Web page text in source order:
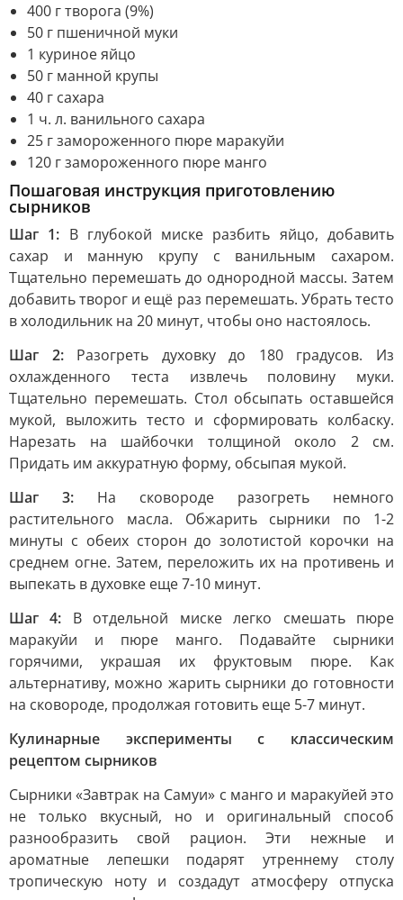
400 г творога (9%)
50 г пшеничной муки
1 куриное яйцо
50 г манной крупы
40 г сахара
1 ч. л. ванильного сахара
25 г замороженного пюре маракуйи
120 г замороженного пюре манго
Пошаговая инструкция приготовлению
сырников
Шаг 1: В глубокой миске разбить яйцо, добавить
сахар и манную крупу с ванильным сахаром.
Тщательно перемешать до однородной массы. Затем
добавить творог и ещё раз перемешать. Убрать тесто
в холодильник на 20 минут, чтобы оно настоялось.
Шаг 2:Разогреть духовку до 180 градусов. Из
охлажденного теста извлечь половину муки.
Тщательно перемешать. Стол обсыпать оставшейся
мукой, выложить тесто и сформировать колбаску.
Нарезать на шайбочки толщиной около 2 см.
Придать им аккуратную форму, обсыпая мукой.
Шаг 3: На сковороде разогреть немного
растительного масла. Обжарить сырники по 1-2
минуты с обеих сторон до золотистой корочки на
среднем огне. Затем, переложить их на противень и
выпекать в духовке еще 7-10 минут.
Шаг 4: В отдельной миске легко смешать пюре
маракуйи и пюре манго. Подавайте сырники
горячими, украшая их фруктовым пюре. Как
альтернативу, можно жарить сырники до готовности
на сковороде, продолжая готовить еще 5-7 минут.
Кулинарные эксперименты с классическим
рецептом сырников
Сырники «Завтрак на Самуи» с манго и маракуйей это
не только вкусный, но и оригинальный способ
разнообразить свой рацион. Эти нежные и
ароматные лепешки подарят утреннему столу
тропическую ноту и создадут атмосферу отпуска